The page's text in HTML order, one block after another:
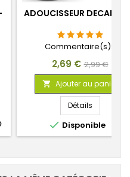
ADOUCISSEUR
Commentaire(s):
Prix
2,69 € Prix
de
base
2,99 €
 Ajouter au panier
Détails
 Disponible